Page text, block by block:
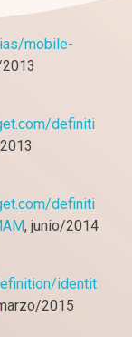
mobile-
definiti
definiti
, junio/2014
identit
2015